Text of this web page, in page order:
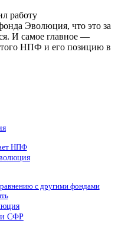
работу
Эволюция, что это за
И самое главное —
НПФ и его позицию в
НПФ
с другими фондами
СФР